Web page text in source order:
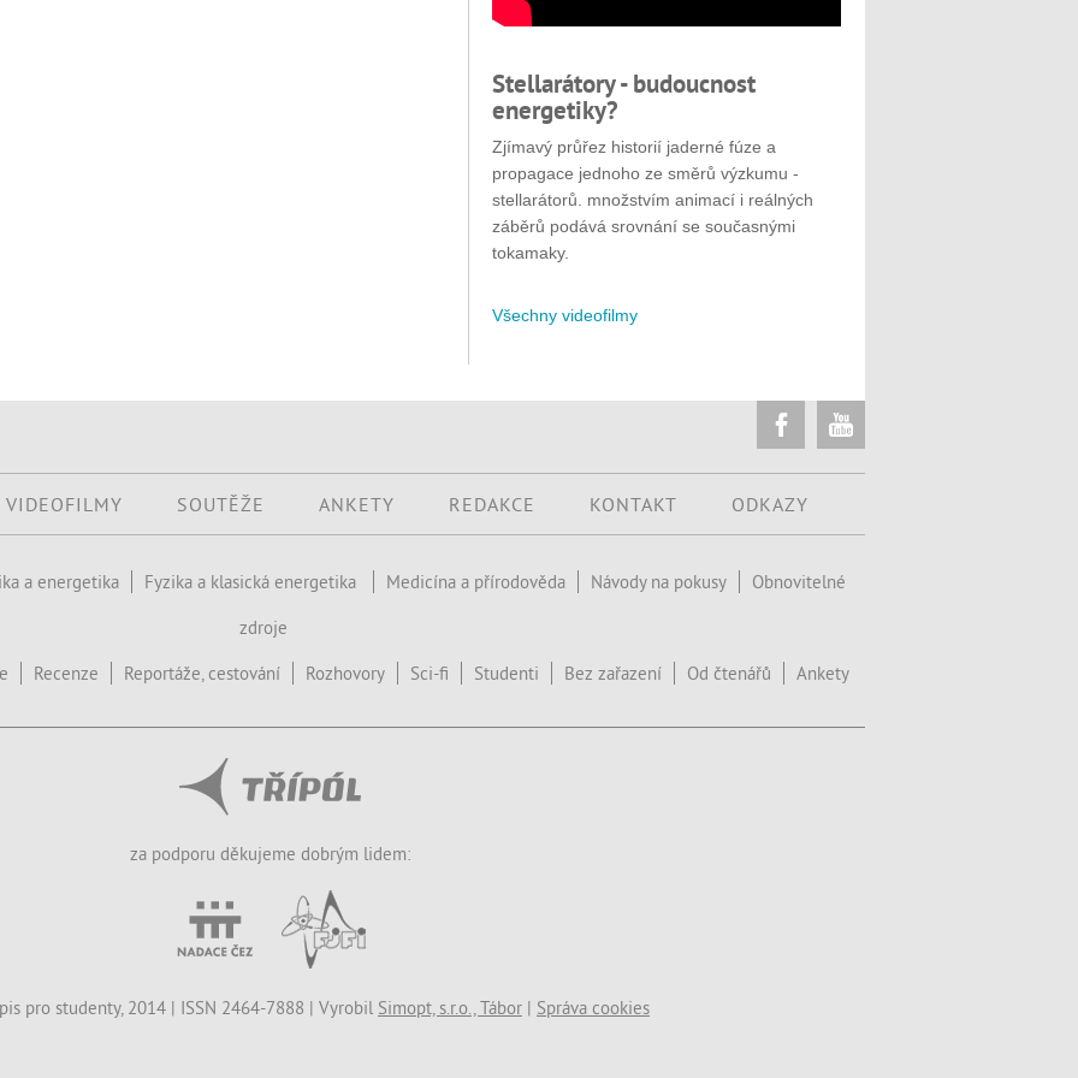
Stellarátory - budoucnost
energetiky?
Zjímavý průřez historií jaderné fúze a
propagace jednoho ze směrů výzkumu -
stellarátorů. množstvím animací i reálných
záběrů podává srovnání se současnými
tokamaky.
Všechny videofilmy
VIDEOFILMY SOUTĚŽE ANKETY REDAKCE KONTAKT ODKAZY
a energetika Fyzika a klasická energetika Medicína a přírodověda Návody na pokusy
Obnovitelné
zdroje
Recenze Reportáže, cestování Rozhovory Sci-fi Studenti Bez zařazení Od čtenářů Ankety
za podporu děkujeme dobrým lidem:
pro studenty, 2014 | ISSN 2464-7888 | Vyrobil Simopt, s.r.o., Tábor | Správa cookies